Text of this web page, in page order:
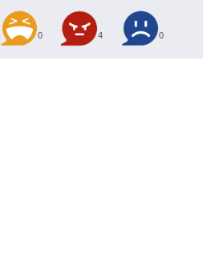
0 4 0